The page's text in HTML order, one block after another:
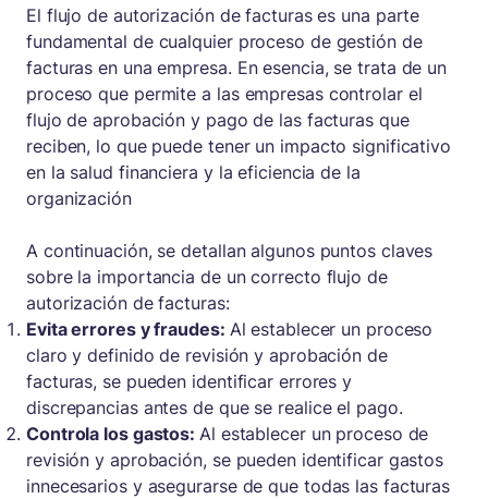
El flujo de autorización de facturas es una parte
fundamental de cualquier proceso de gestión de
facturas en una empresa. En esencia, se trata de un
proceso que permite a las empresas controlar el
flujo de aprobación y pago de las facturas que
reciben, lo que puede tener un impacto significativo
en la salud financiera y la eficiencia de la
organización
A continuación, se detallan algunos puntos claves
sobre la importancia de un correcto flujo de
autorización de facturas:
Evita errores y fraudes: Al establecer un proceso
claro y definido de revisión y aprobación de
facturas, se pueden identificar errores y
discrepancias antes de que se realice el pago.
Controla los gastos: Al establecer un proceso de
revisión y aprobación, se pueden identificar gastos
innecesarios y asegurarse de que todas las facturas